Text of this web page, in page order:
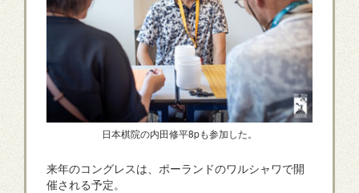
日本棋院の内田修平8pも参加した。
来年のコングレスは、ポーランドのワルシャワで開
催される予定。